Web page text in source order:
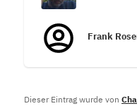
Frank
Dieser Eintrag wurde von